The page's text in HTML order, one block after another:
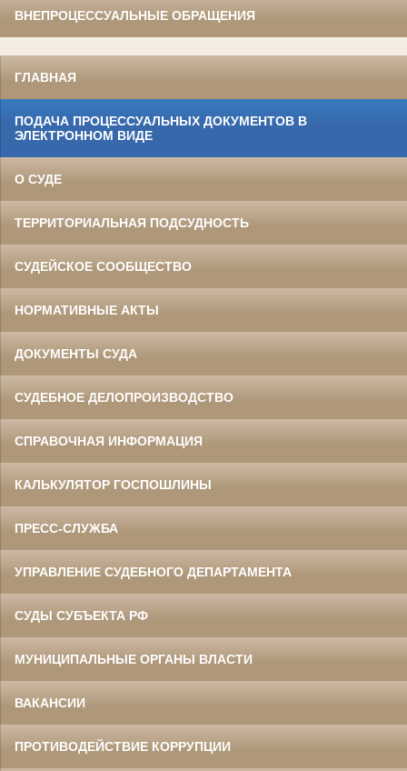
ВНЕПРОЦЕССУАЛЬНЫЕ ОБРАЩЕНИЯ
ГЛАВНАЯ
ПОДАЧА ПРОЦЕССУАЛЬНЫХ ДОКУМЕНТОВ В
ЭЛЕКТРОННОМ ВИДЕ
О СУДЕ
ТЕРРИТОРИАЛЬНАЯ ПОДСУДНОСТЬ
СУДЕЙСКОЕ СООБЩЕСТВО
НОРМАТИВНЫЕ АКТЫ
ДОКУМЕНТЫ СУДА
СУДЕБНОЕ ДЕЛОПРОИЗВОДСТВО
СПРАВОЧНАЯ ИНФОРМАЦИЯ
КАЛЬКУЛЯТОР ГОСПОШЛИНЫ
ПРЕСС-СЛУЖБА
УПРАВЛЕНИЕ СУДЕБНОГО ДЕПАРТАМЕНТА
СУДЫ СУБЪЕКТА РФ
МУНИЦИПАЛЬНЫЕ ОРГАНЫ ВЛАСТИ
ВАКАНСИИ
ПРОТИВОДЕЙСТВИЕ КОРРУПЦИИ